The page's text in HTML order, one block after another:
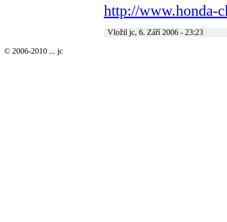
http://www.honda-
Vložil jc, 6. Září 2006 - 23:23
© 2006-2010 ... jc